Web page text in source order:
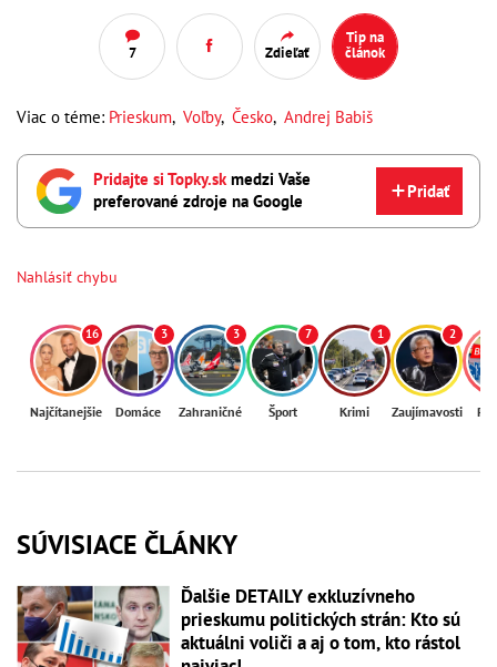
7 Zdieľať
Tip na
článok
Viac o téme: Prieskum, Voľby, Česko, Andrej Babiš
Pridajte si Topky.skmedzi Vaše
preferované zdroje na Google
Pridať
Nahlásiť chybu
16
Najčítanejšie
3
Domáce
3
Zahraničné
7
Šport
1
Krimi
2
Zaujímavosti
SÚVISIACE ČLÁNKY
Ďalšie DETAILY exkluzívneho
prieskumu politických strán: Kto sú
aktuálni voliči a aj o tom, kto rástol